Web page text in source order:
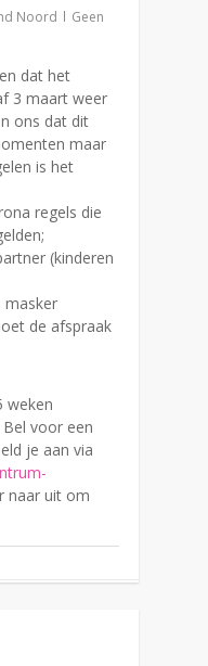
Noord
Geen
dat het
3 maart weer
ons dat dit
maar
is het
regels die
(kinderen
masker
de afspraak
weken
voor een
je aan via
naar uit om